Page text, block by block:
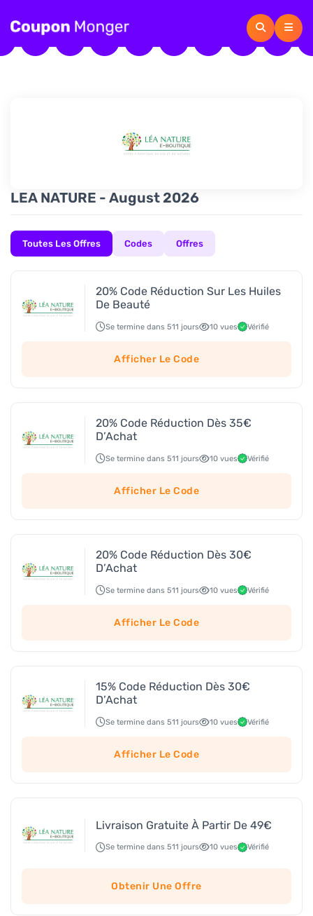
LEA NATURE - August 2026
Toutes Les Offres Codes Offres
20% Code Réduction Sur Les Huiles
De Beauté
Se termine dans 511 jours 10 vues Vérifié
Afficher Le Code
20% Code Réduction Dès 35€
D’Achat
Se termine dans 511 jours 10 vues Vérifié
Afficher Le Code
20% Code Réduction Dès 30€
D’Achat
Se termine dans 511 jours 10 vues Vérifié
Afficher Le Code
15% Code Réduction Dès 30€
D’Achat
Se termine dans 511 jours 10 vues Vérifié
Afficher Le Code
Livraison Gratuite À Partir De 49€
Se termine dans 511 jours 10 vues Vérifié
Obtenir Une Offre